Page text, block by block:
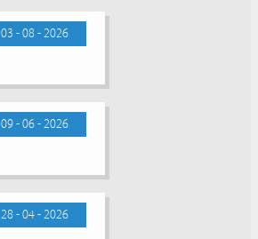
03 - 08 - 2026
09 - 06 - 2026
28 - 04 - 2026